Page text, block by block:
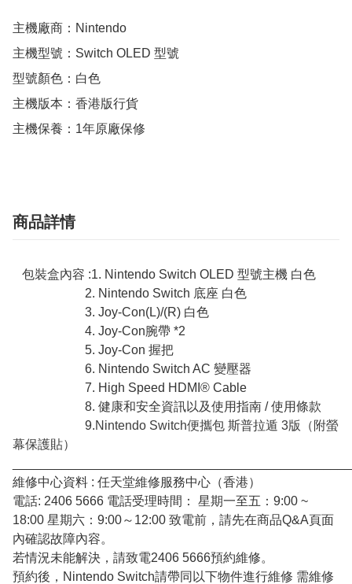
主機廠商：Nintendo
主機型號：Switch OLED 型號
型號顏色：白色
主機版本：香港版行貨
主機保養：1年原廠保修
商品詳情
包裝盒內容 :1. Nintendo Switch OLED 型號主機 白色
2. Nintendo Switch 底座 白色
3. Joy-Con(L)/(R) 白色
4. Joy-Con腕帶 *2
5. Joy-Con 握把
6. Nintendo Switch AC 變壓器
7. High Speed HDMI® Cable
8. 健康和安全資訊以及使用指南 / 使用條款
9.Nintendo Switch便攜包 斯普拉遁 3版（附螢
幕保護貼）
維修中心資料 : 任天堂維修服務中心（香港）
電話: 2406 5666 電話受理時間： 星期一至五：9:00 ~
18:00 星期六：9:00～12:00 致電前，請先在商品Q&A頁面
內確認故障內容。
若情況未能解決，請致電2406 5666預約維修。
預約後，Nintendo Switch請帶同以下物件進行維修 需維修